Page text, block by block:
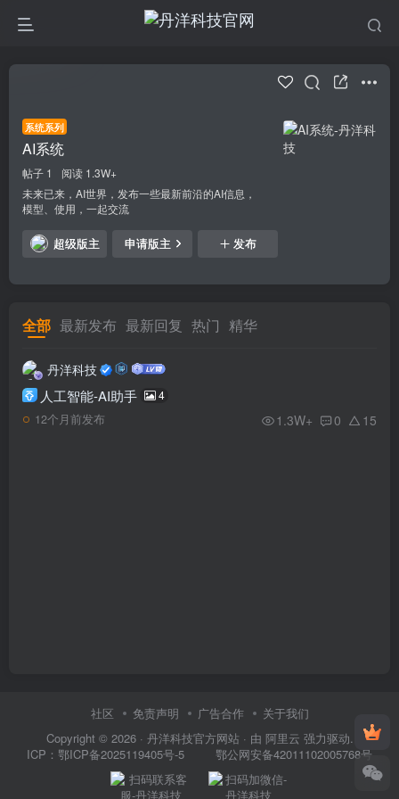
系统系列
AI系统
帖子 1
阅读 1.3W+
未来已来，AI世界，发布一些最新前沿的AI信息，
模型、使用，一起交流
超级版主 申请版主 发布
全部 最新发布 最新回复 热门 精华
丹洋科技
人工智能-AI助手 4
12个月前发布 1.3W+ 0 15
社区 免责声明 广告合作
关于我们
Copyright © 2026 · 丹洋科技官方网站 · 由 阿里云 强力驱动.
ICP： 鄂ICP备2025119405号-5 鄂公网安备42011102005768号